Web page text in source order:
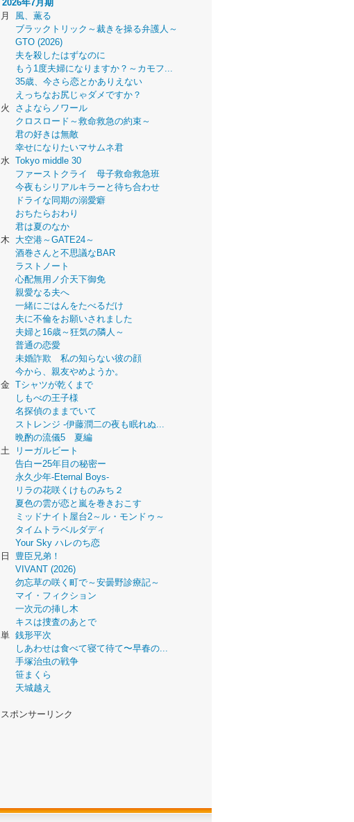
2026年7月期
月
風、薫る
ブラックトリック～裁きを操る弁護人～
GTO (2026)
夫を殺したはずなのに
もう1度夫婦になりますか？～カモフ...
35歳、今さら恋とかありえない
えっちなお尻じゃダメですか？
火
さよならノワール
クロスロード～救命救急の約束～
君の好きは無敵
幸せになりたいマサムネ君
水 Tokyo middle 30
ファーストクライ 母子救命救急班
今夜もシリアルキラーと待ち合わせ
ドライな同期の溺愛癖
おちたらおわり
君は夏のなか
木
大空港～GATE24～
酒巻さんと不思議なBAR
ラストノート
心配無用ノ介天下御免
親愛なる夫へ
一緒にごはんをたべるだけ
夫に不倫をお願いされました
夫婦と16歳～狂気の隣人～
普通の恋愛
未婚詐欺 私の知らない彼の顔
今から、親友やめようか。
金 Tシャツが乾くまで
しもべの王子様
名探偵のままでいて
ストレンジ -伊藤潤二の夜も眠れぬ...
晩酌の流儀5 夏編
土
リーガルビート
告白ー25年目の秘密ー
永久少年-Eternal Boys-
リラの花咲くけものみち２
夏色の雲が恋と嵐を巻きおこす
ミッドナイト屋台2～ル・モンドゥ～
タイムトラベルダディ
Your Sky ハレのち恋
日
豊臣兄弟！
VIVANT (2026)
勿忘草の咲く町で～安曇野診療記～
マイ・フィクション
一次元の挿し木
キスは捜査のあとで
単 銭形平次
しあわせは食べて寝て待て〜早春の...
手塚治虫の戦争
笹まくら
天城越え
スポンサーリンク